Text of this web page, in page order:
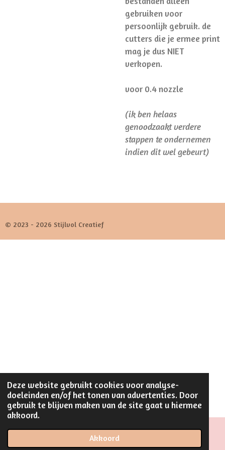
Deze website gebruikt cookies voor analyse-
doeleinden en/of het tonen van advertenties. Door
gebruik te blijven maken van de site gaat u hiermee
akkoord.
Akkoord
gebruiken voor
persoonlijk gebruik. de
cutters die je ermee print
mag je dus NIET
verkopen.
voor 0.4 nozzle
(ik ben helaas
genoodzaakt verdere
stappen te ondernemen
indien dit wel gebeurt)
© 2023 - 2026 Stijlvol Creatief